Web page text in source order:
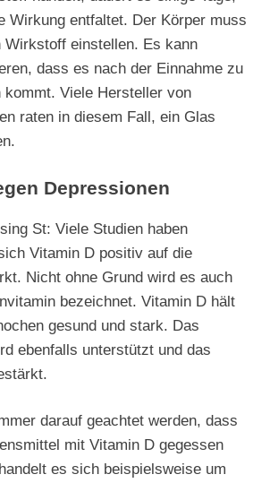
Wirkung entfaltet. Der Körper muss
Wirkstoff einstellen. Es kann
dass es nach der Einnahme zu
kommt. Viele Hersteller von
raten in diesem Fall, ein Glas
Depressionen
St: Viele Studien haben
Vitamin D positiv auf die
Nicht ohne Grund wird es auch
bezeichnet. Vitamin D hält
gesund und stark. Das
ebenfalls unterstützt und das
darauf geachtet werden, dass
mit Vitamin D gegessen
es sich beispielsweise um